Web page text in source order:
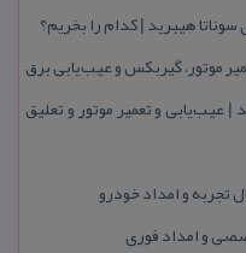
هیبرید | كدام را بخریم؟
عیب‌یابی و تعمیر موتور و تعلیق
و امداد فوری